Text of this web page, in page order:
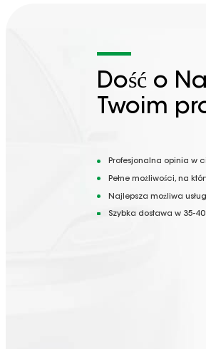
Dość o
Twoim
Profesjonalna opinia w
Pełne możliwości, na
Najlepsza możliwa
Szybka dostawa w 35-